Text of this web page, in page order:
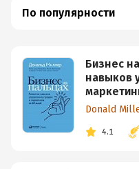
По популярности
Бизнес
навыков
Donald
4.1